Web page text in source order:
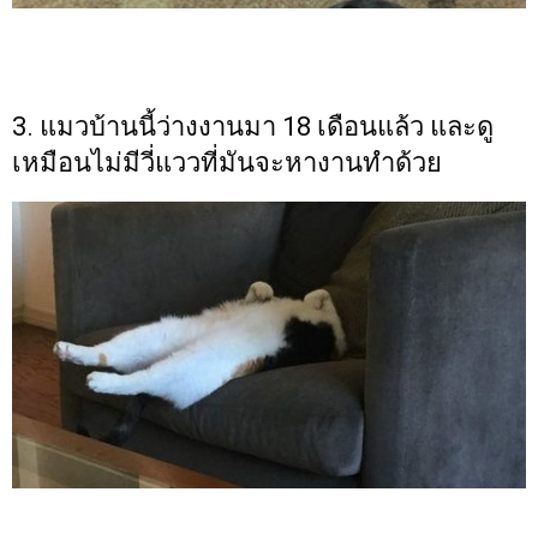
3. แมวบ้านนี้ว่างงานมา 18 เดือนแล้ว และดู
เหมือนไม่มีวี่แววที่มันจะหางานทำด้วย